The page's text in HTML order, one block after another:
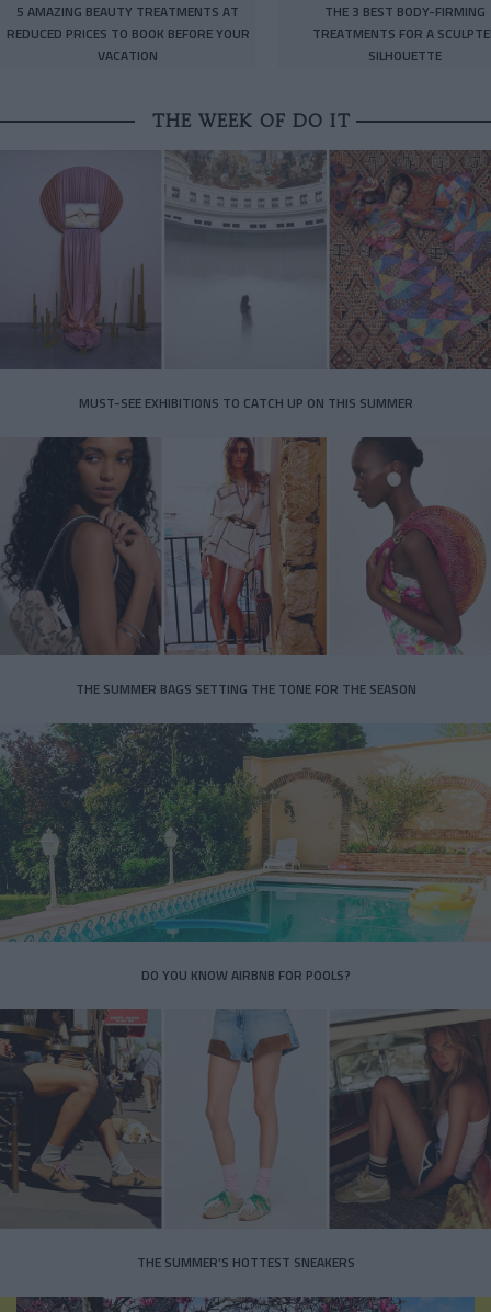
5 AMAZING BEAUTY TREATMENTS AT
REDUCED PRICES TO BOOK BEFORE YOUR
VACATION
THE 3 BEST BODY-FIRMING
TREATMENTS FOR A
SILHOUETTE
THE WEEK OF DO IT
MUST-SEE EXHIBITIONS TO CATCH UP ON THIS SUMMER
THE SUMMER BAGS SETTING THE TONE FOR THE SEASON
DO YOU KNOW AIRBNB FOR POOLS?
THE SUMMER’S HOTTEST SNEAKERS